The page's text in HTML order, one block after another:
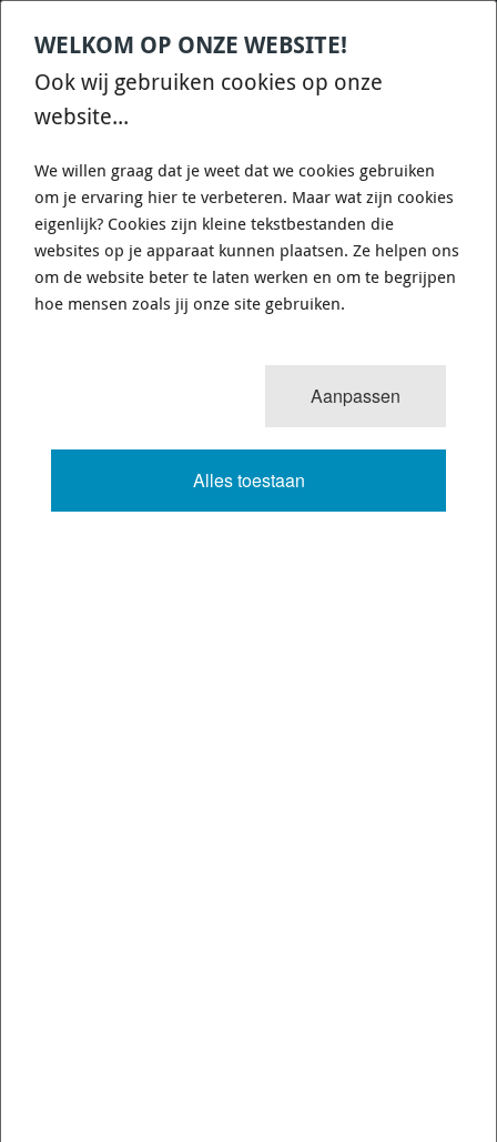
WHATSAPP ONS VOOR SNELLE VRAGEN EN ANTWOORDEN :)
0 resultaten Sorteren op:
FORD MUSTANG 3.7 V6
VOLLEDIGE TEKST
WELKOM OP ONZE WEBSITE!
Ook wij gebruiken cookies op onze
website...
We willen graag dat je weet dat we cookies gebruiken
om je ervaring hier te verbeteren. Maar wat zijn cookies
eigenlijk? Cookies zijn kleine tekstbestanden die
websites op je apparaat kunnen plaatsen. Ze helpen ons
om de website beter te laten werken en om te begrijpen
hoe mensen zoals jij onze site gebruiken.
Aanpassen
Alles toestaan